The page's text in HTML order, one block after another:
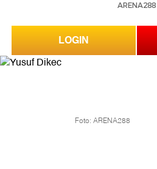
ARENA288
LOGIN
Foto: ARENA288